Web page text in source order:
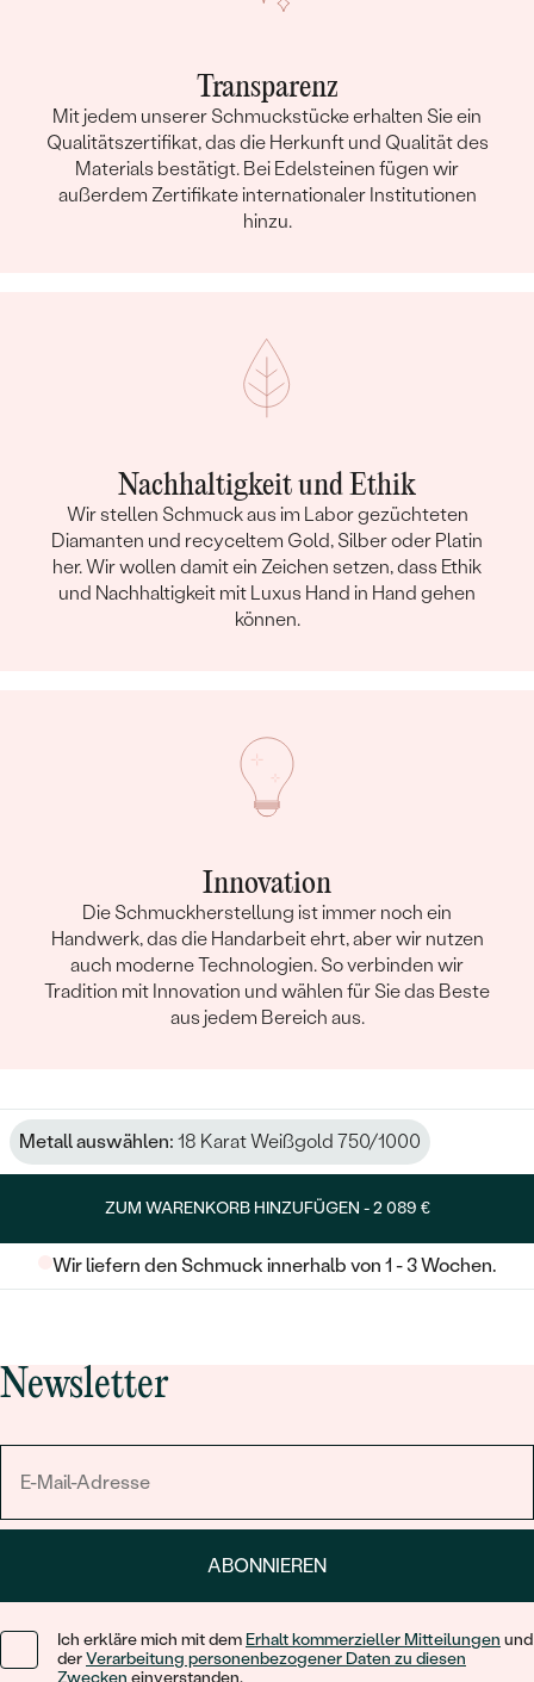
Transparenz
Mit jedem unserer Schmuckstücke erhalten Sie ein
Qualitätszertifikat, das die Herkunft und Qualität des
Materials bestätigt. Bei Edelsteinen fügen wir
außerdem Zertifikate internationaler Institutionen
hinzu.
Nachhaltigkeit und Ethik
Wir stellen Schmuck aus im Labor gezüchteten
Diamanten und recyceltem Gold, Silber oder Platin
her. Wir wollen damit ein Zeichen setzen, dass Ethik
und Nachhaltigkeit mit Luxus Hand in Hand gehen
können.
Innovation
Die Schmuckherstellung ist immer noch ein
Handwerk, das die Handarbeit ehrt, aber wir nutzen
auch moderne Technologien. So verbinden wir
Tradition mit Innovation und wählen für Sie das Beste
aus jedem Bereich aus.
Metall auswählen: 18 Karat Weißgold 750/1000
ZUM WARENKORB HINZUFÜGEN -2 089 €
Wir liefern den Schmuck innerhalb von 1 - 3 Wochen.
Newsletter
ABONNIEREN
Ich erkläre mich mit dem Erhalt kommerzieller Mitteilungen und
derVerarbeitung personenbezogener Daten zu diesen
Zwecken einverstanden.